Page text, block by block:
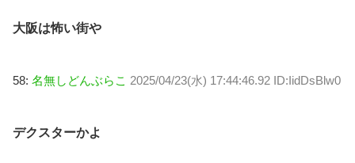
大阪は怖い街や
58: 名無しどんぶらこ 2025/04/23(水) 17:44:46.92 ID:IidDsBlw0
デクスターかよ